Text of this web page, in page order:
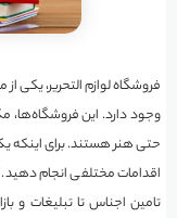
فروشگاه لوازم التحریر، یکی
وجود دارد. این فروشگاه‌ها،
حتی هنر هستند. برای اینکه یک
اقدامات مختلفی انجام دهید.
تامین اجناس تا تبلیغات و